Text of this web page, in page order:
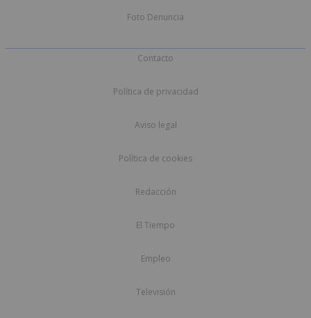
Foto Denuncia
Contacto
Política de privacidad
Aviso legal
Política de cookies
Redacción
El Tiempo
Empleo
Televisión